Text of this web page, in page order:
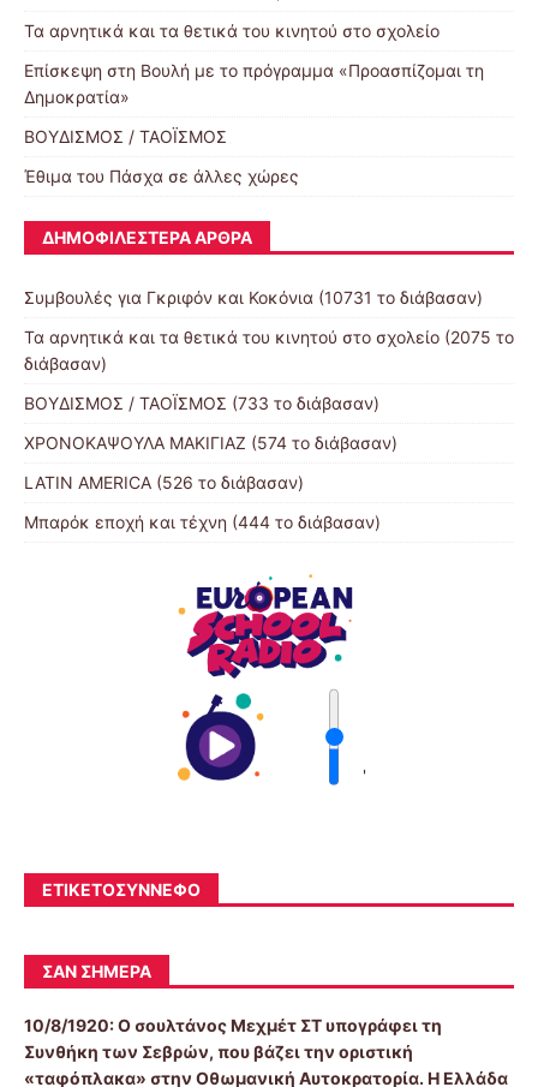
Τα αρνητικά και τα θετικά του κινητού στο σχολείο
Επίσκεψη στη Βουλή με το πρόγραμμα «Προασπίζομαι τη
Δημοκρατία»
ΒΟΥΔΙΣΜΟΣ / ΤΑΟΪΣΜΟΣ
Έθιμα του Πάσχα σε άλλες χώρες
ΔΗΜΟΦΙΛΈΣΤΕΡΑ ΆΡΘΡΑ
Συμβουλές για Γκριφόν και Κοκόνια (10731 το διάβασαν)
Τα αρνητικά και τα θετικά του κινητού στο σχολείο (2075 το
διάβασαν)
ΒΟΥΔΙΣΜΟΣ / ΤΑΟΪΣΜΟΣ (733 το διάβασαν)
ΧΡΟΝΟΚΑΨΟΥΛΑ ΜΑΚΙΓΙΑΖ (574 το διάβασαν)
LATIN AMERICA (526 το διάβασαν)
Μπαρόκ εποχή και τέχνη (444 το διάβασαν)
'
ΕΤΙΚΕΤΟΣΎΝΝΕΦΟ
ΣΑΝ ΣΉΜΕΡΑ
10/8/1920:Ο σουλτάνος Μεχμέτ ΣΤ υπογράφει τη
Συνθήκη των Σεβρών, που βάζει την οριστική
«ταφόπλακα» στην Οθωμανική Αυτοκρατορία. Η Ελλάδα